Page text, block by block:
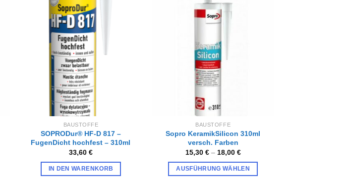
mehrere
Varianten
auf.
Die
Optionen
können
auf
der
Produktseite
gewählt
werden
BAUSTOFFE
SOPRODur® HF-D 817 –
FugenDicht hochfest – 310ml
33,60 €
IN DEN WARENKORB
BAUSTOFFE
Sopro KeramikSilicon 310ml
versch. Farben
15,30 €– 18,00 €
AUSFÜHRUNG WÄHLEN